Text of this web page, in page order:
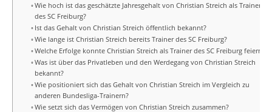
Wie hoch ist das geschätzte Jahresgehalt von Christian Streich als Trainer
des SC Freiburg?
Ist das Gehalt von Christian Streich öffentlich bekannt?
Wie lange ist Christian Streich bereits Trainer des SC Freiburg?
Welche Erfolge konnte Christian Streich als Trainer des SC Freiburg feiern?
Was ist über das Privatleben und den Werdegang von Christian Streich
bekannt?
Wie positioniert sich das Gehalt von Christian Streich im Vergleich zu
anderen Bundesliga-Trainern?
Wie setzt sich das Vermögen von Christian Streich zusammen?